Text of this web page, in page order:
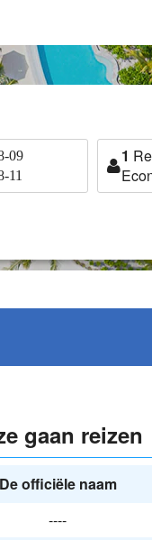
09
11
1
gaan reizen
De officiële naam
----